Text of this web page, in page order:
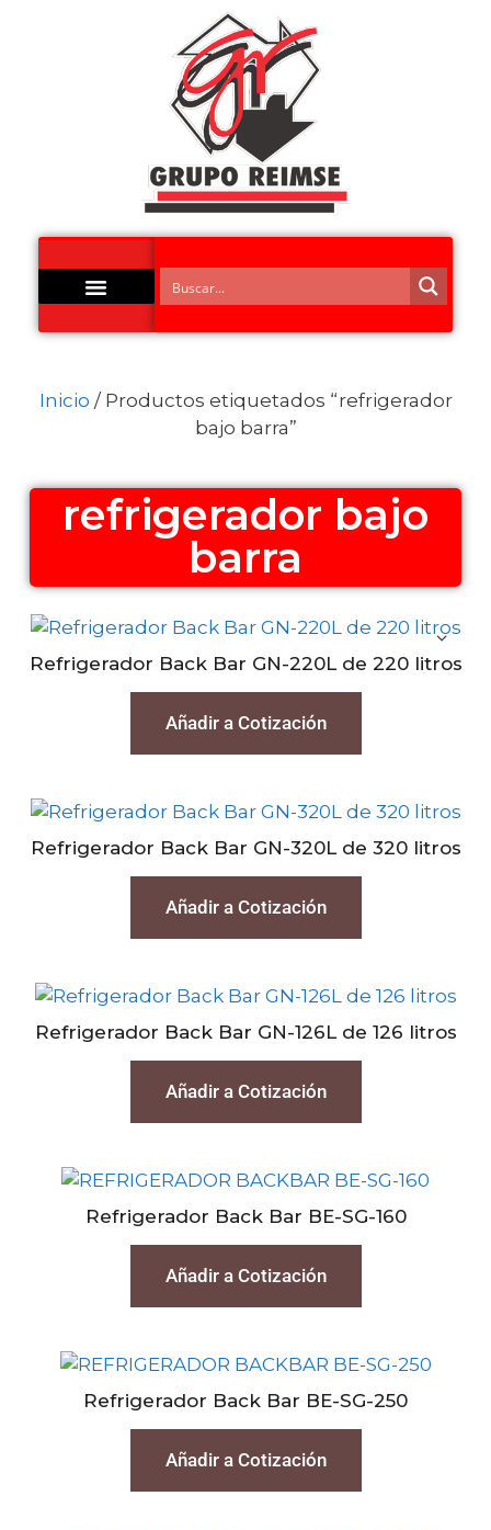
Inicio / Productos etiquetados “refrigerador
bajo barra”
refrigerador bajo
barra
Refrigerador Back Bar GN-220L de 220 litros
Añadir a Cotización
Refrigerador Back Bar GN-320L de 320 litros
Añadir a Cotización
Refrigerador Back Bar GN-126L de 126 litros
Añadir a Cotización
Refrigerador Back Bar BE-SG-160
Añadir a Cotización
Refrigerador Back Bar BE-SG-250
Añadir a Cotización